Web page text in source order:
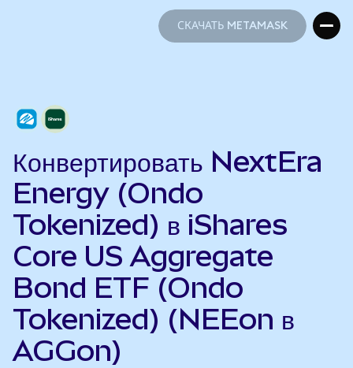
СКАЧАТЬ METAMASK
Конвертировать NextEra
Energy (Ondo
Tokenized) в iShares
Core US Aggregate
Bond ETF (Ondo
Tokenized) (NEEon в
AGGon)